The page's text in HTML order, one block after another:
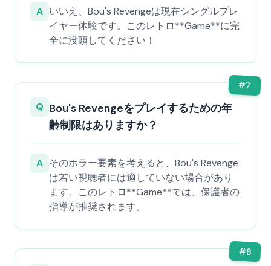
A いいえ、Bou's Revengeは現在シングルプレ
イヤー体験です。このレトロ**Game**に完
全に没頭してください！
#7
Q Bou's Revengeをプレイするための年
齢制限はありますか？
A そのホラー要素を考えると、Bou's Revenge
は若い視聴者には適していない場合があり
ます。このレトロ**Game**では、保護者の
指導が推奨されます。
#8